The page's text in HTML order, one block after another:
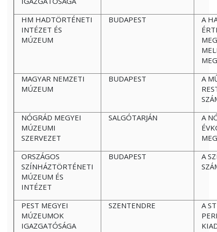
HM HADTÖRTÉNETI
INTÉZET ÉS
MÚZEUM
BUDAPEST
A
MAGYAR NEMZETI
MÚZEUM
BUDAPEST
A
NÓGRÁD MEGYEI
MÚZEUMI
SZERVEZET
SALGÓTARJÁN
A
ORSZÁGOS
SZÍNHÁZTÖRTÉNETI
MÚZEUM ÉS
INTÉZET
BUDAPEST
A
PEST MEGYEI
MÚZEUMOK
IGAZGATÓSÁGA
SZENTENDRE
A